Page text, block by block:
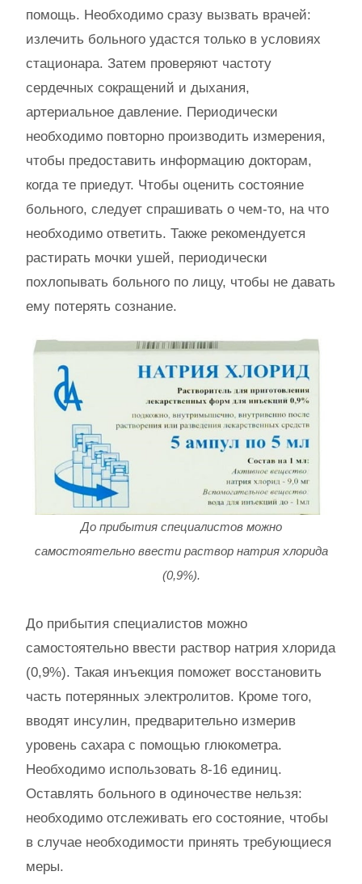
помощь. Необходимо сразу вызвать врачей:
излечить больного удастся только в условиях
стационара. Затем проверяют частоту
сердечных сокращений и дыхания,
артериальное давление. Периодически
необходимо повторно производить измерения,
чтобы предоставить информацию докторам,
когда те приедут. Чтобы оценить состояние
больного, следует спрашивать о чем-то, на что
необходимо ответить. Также рекомендуется
растирать мочки ушей, периодически
похлопывать больного по лицу, чтобы не давать
ему потерять сознание.
До прибытия специалистов можно
самостоятельно ввести раствор натрия хлорида
(0,9%).
До прибытия специалистов можно
самостоятельно ввести раствор натрия хлорида
(0,9%). Такая инъекция поможет восстановить
часть потерянных электролитов. Кроме того,
вводят инсулин, предварительно измерив
уровень сахара с помощью глюкометра.
Необходимо использовать 8-16 единиц.
Оставлять больного в одиночестве нельзя:
необходимо отслеживать его состояние, чтобы
в случае необходимости принять требующиеся
меры.